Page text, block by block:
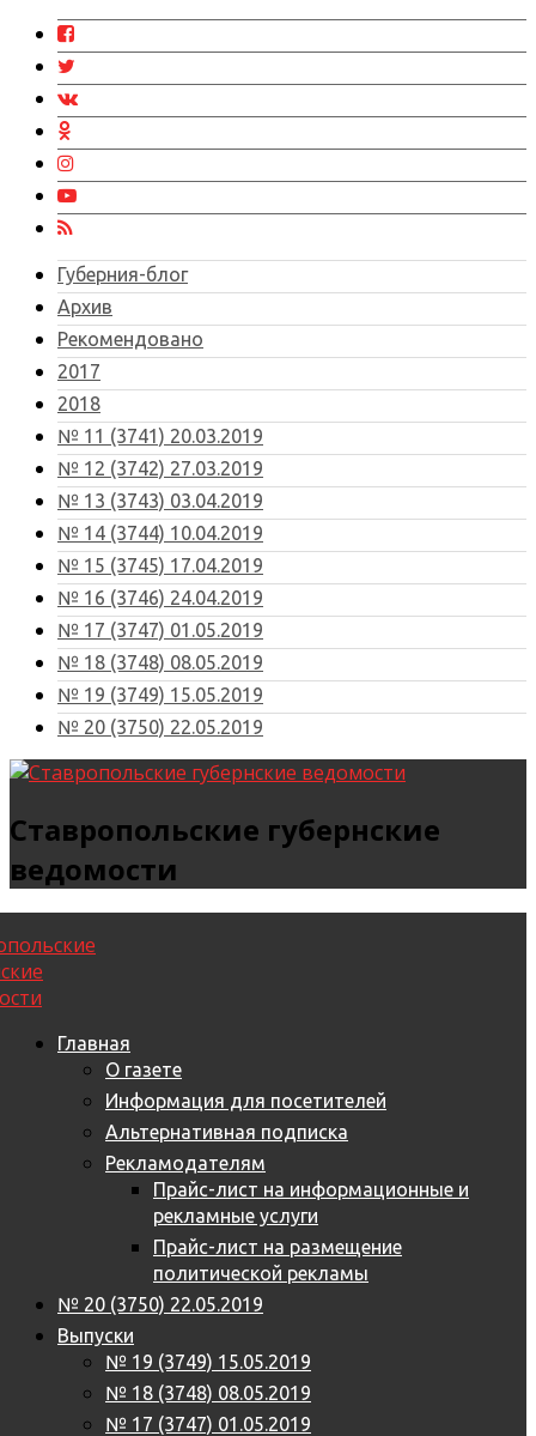
Губерния-блог
Архив
Рекомендовано
2017
2018
№ 11 (3741) 20.03.2019
№ 12 (3742) 27.03.2019
№ 13 (3743) 03.04.2019
№ 14 (3744) 10.04.2019
№ 15 (3745) 17.04.2019
№ 16 (3746) 24.04.2019
№ 17 (3747) 01.05.2019
№ 18 (3748) 08.05.2019
№ 19 (3749) 15.05.2019
№ 20 (3750) 22.05.2019
Ставропольские губернские
ведомости
Главная
О газете
Информация для посетителей
Альтернативная подписка
Рекламодателям
Прайс-лист на информационные и
рекламные услуги
Прайс-лист на размещение
политической рекламы
№ 20 (3750) 22.05.2019
Выпуски
№ 19 (3749) 15.05.2019
№ 18 (3748) 08.05.2019
№ 17 (3747) 01.05.2019